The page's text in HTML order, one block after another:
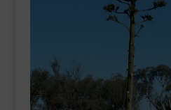
___________________________
VEURE EN CATALÀ